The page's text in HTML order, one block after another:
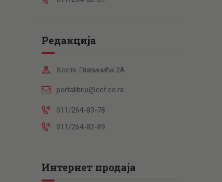
Редакција
Косте Главинића 2А
portalibris@cet.co.rs
011/264-83-78
011/264-82-89
Интернет продаја